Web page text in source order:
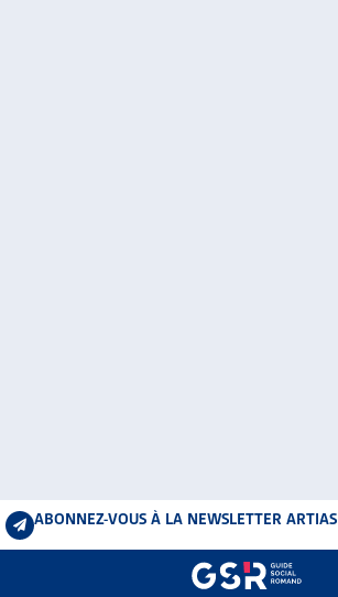
ABONNEZ-VOUS À LA NEWSLETTER ARTIAS